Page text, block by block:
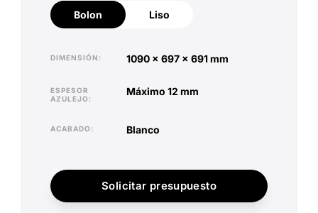
Bolon
Bolon
Liso
Liso
DIMENSIÓN 1090 x 697 x 691 mm
ESPESOR
AZULEJO
máximo 12 mm
ACABADO blanco
Solicitar presupuesto